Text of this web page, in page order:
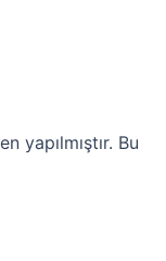
yapılmıştır. Bu